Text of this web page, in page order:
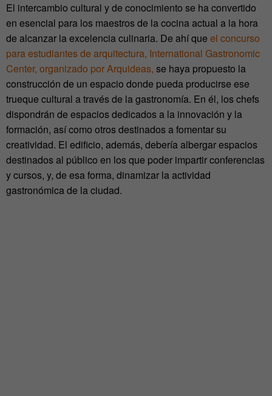
El intercambio cultural y de conocimiento se ha convertido
en esencial para los maestros de la cocina actual a la hora
de alcanzar la excelencia culinaria. De ahí que el concurso
para estudiantes de arquitectura, International Gastronomic
Center, organizado por Arquideas, se haya propuesto la
construcción de un espacio donde pueda producirse ese
trueque cultural a través de la gastronomía. En él, los chefs
dispondrán de espacios dedicados a la innovación y la
formación, así como otros destinados a fomentar su
creatividad. El edificio, además, debería albergar espacios
destinados al público en los que poder impartir conferencias
y cursos, y, de esa forma, dinamizar la actividad
gastronómica de la ciudad.